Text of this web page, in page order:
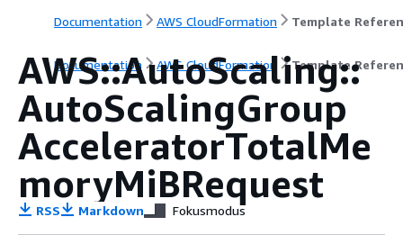
Documentation AWS CloudFormation Template
Documentation AWS CloudFormation Template
AWS::AutoScaling::
AutoScalingGroup
AcceleratorTotalMe
moryMiBRequest
RSS Markdown Fokusmodus